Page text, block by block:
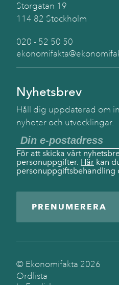
Storgatan 19
114 82 Stockholm
020 - 52 50 50
Nyhetsbrev
Håll dig uppdaterad om
nyheter och utvecklingar.
För att skicka vårt
personuppgifter. Här kan
personuppgiftsbehandling
PRENUMERERA
© Ekonomifakta 2026
Ordlista